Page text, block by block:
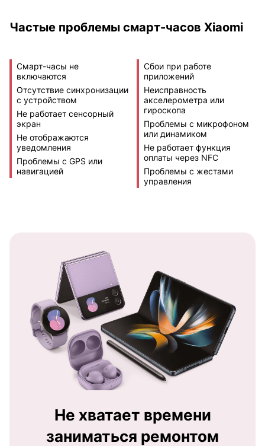
Частые проблемы смарт-часов Xiaomi
Смарт-часы не
включаются
Отсутствие синхронизации
с устройством
Не работает сенсорный
экран
Не отображаются
уведомления
Проблемы с GPS или
навигацией
Сбои при работе
приложений
Неисправность
акселерометра или
гироскопа
Проблемы с микрофоном
или динамиком
Не работает функция
оплаты через NFC
Проблемы с жестами
управления
Не хватает времени
заниматься ремонтом